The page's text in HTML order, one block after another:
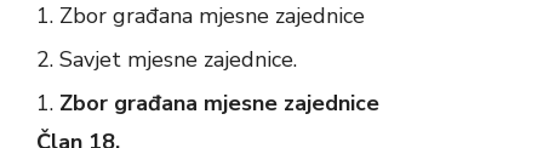
Zbor građana mjesne zajednice
Savjet mjesne zajednice.
Zbor građana mjesne zajednice
Član 18.